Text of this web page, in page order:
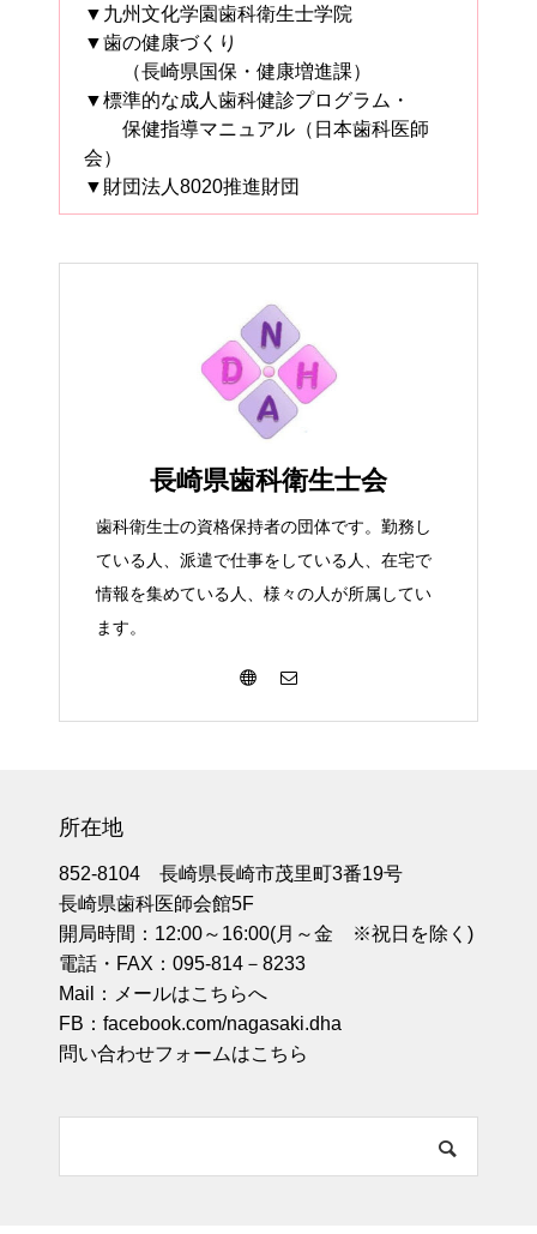
▼九州文化学園歯科衛生士学院
▼歯の健康づくり
（長崎県国保・健康増進課）
▼標準的な成人歯科健診プログラム・
保健指導マニュアル（日本歯科医師
会）
▼財団法人8020推進財団
長崎県歯科衛生士会
歯科衛生士の資格保持者の団体です。勤務し
ている人、派遣で仕事をしている人、在宅で
情報を集めている人、様々の人が所属してい
ます。
所在地
852-8104 長崎県長崎市茂里町3番19号
長崎県歯科医師会館5F
開局時間：12:00～16:00(月～金 ※祝日を除く)
電話・FAX：095-814－8233
Mail：
メールはこちらへ
FB： facebook.com/nagasaki.dha
問い合わせフォームはこちら